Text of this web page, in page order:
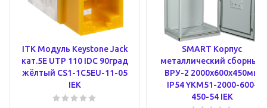
ITK Модуль Keystone Jack
кат.5E UTP 110 IDC 90град
жёлтый CS1-1C5EU-11-05
IEK
SMART Корпус
металлический сборный
ВРУ-2 2000х600х450мм
IP54 YKM51-2000-600-
450-54 IEK